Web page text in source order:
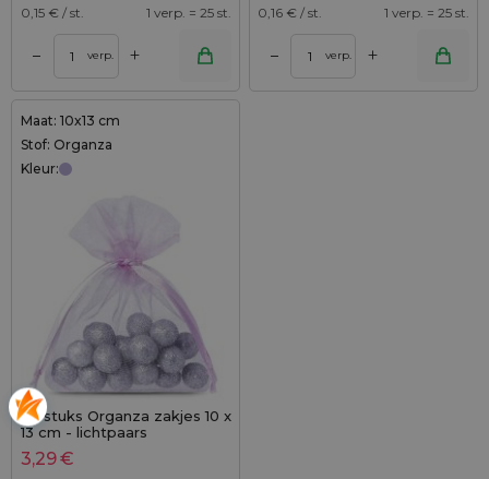
0,15 € / st. 1 verp. = 25 st.
– verp. +
0,16 € / st. 1 verp. = 25 st.
– verp. +
Maat: 10x13 cm
Stof: Organza
Kleur:
25 stuks Organza zakjes 10 x
13 cm - lichtpaars
3,29€